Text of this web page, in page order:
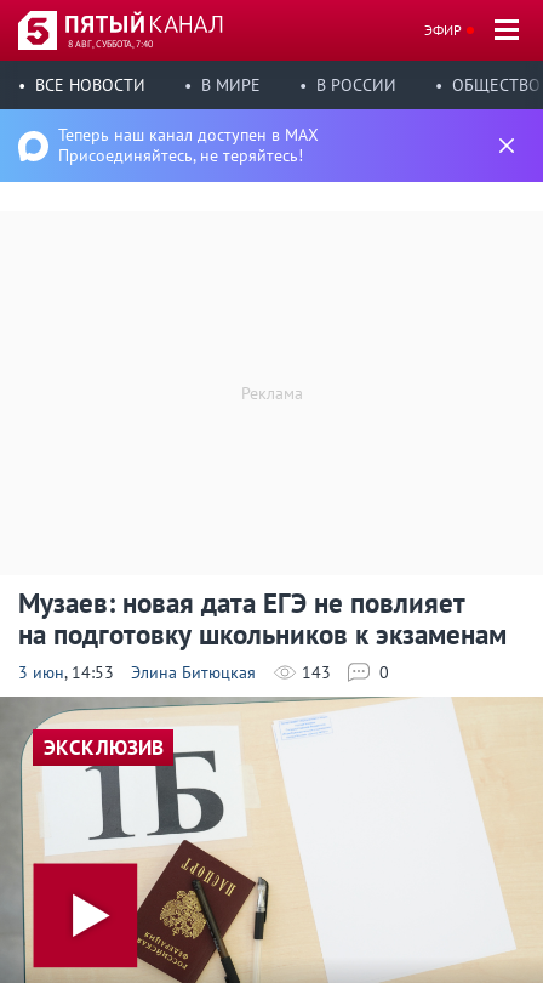
8 АВГ, СУББОТА, 7:40
ЭФИР
ВСЕ НОВОСТИ В МИРЕ В РОССИИ ОБЩЕСТВО
Теперь наш канал доступен в MAX
Присоединяйтесь, не теряйтесь!
Музаев: новая дата ЕГЭ не повлияет
на подготовку школьников к экзаменам
3 июн, 14:53 Элина Битюцкая 143 0
ЭКСКЛЮЗИВ